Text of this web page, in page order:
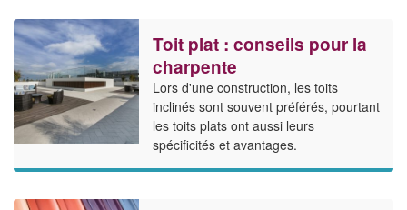
Toit plat : conseils pour la
charpente
Lors d'une construction, les toits
inclinés sont souvent préférés, pourtant
les toits plats ont aussi leurs
spécificités et avantages.